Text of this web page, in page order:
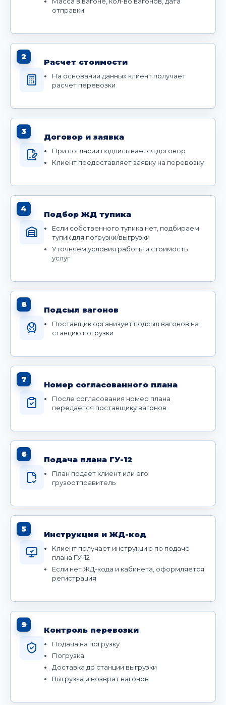
отправки
2
Расчет стоимости
На основании данных клиент получает
расчет перевозки
3
Договор и заявка
При согласии подписывается договор
Клиент предоставляет заявку на перевозку
4
Подбор ЖД тупика
Если собственного тупика нет, подбираем
тупик для погрузки/выгрузки
Уточняем условия работы и стоимость
услуг
8
Подсыл вагонов
Поставщик организует подсыл вагонов на
станцию погрузки
7
Номер согласованного плана
После согласования номер плана
передается поставщику вагонов
6
Подача плана ГУ-12
План подает клиент или его
грузоотправитель
5
Инструкция и ЖД-код
Клиент получает инструкцию по подаче
плана ГУ-12
Если нет ЖД-кода и кабинета, оформляется
регистрация
9
Контроль перевозки
Подача на погрузку
Погрузка
Доставка до станции выгрузки
Выгрузка и возврат вагонов